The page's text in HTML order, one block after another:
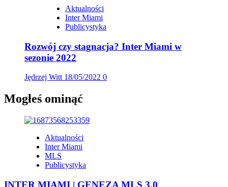
Aktualności
Inter Miami
Publicystyka
Rozwój czy stagnacja? Inter Miami w
sezonie 2022
Jędrzej Witt 18/05/2022 0
Mogłeś ominąć
Aktualności
Inter Miami
MLS
Publicystyka
INTER MIAMI | GENEZA MLS 3.0